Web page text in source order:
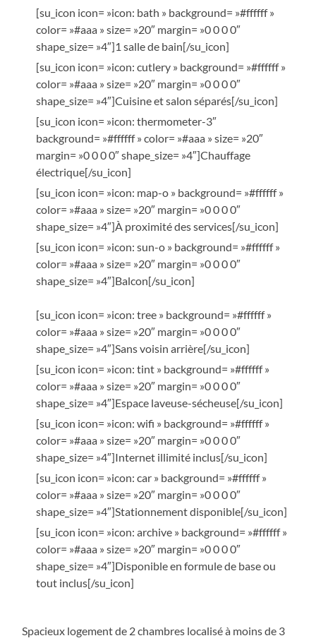
[su_icon icon= »icon: bath » background= »#ffffff »
color= »#aaa » size= »20″ margin= »0 0 0 0″
shape_size= »4″]1 salle de bain[/su_icon]
[su_icon icon= »icon: cutlery » background= »#ffffff »
color= »#aaa » size= »20″ margin= »0 0 0 0″
shape_size= »4″]Cuisine et salon séparés[/su_icon]
[su_icon icon= »icon: thermometer-3″
background= »#ffffff » color= »#aaa » size= »20″
margin= »0 0 0 0″ shape_size= »4″]Chauffage
électrique[/su_icon]
[su_icon icon= »icon: map-o » background= »#ffffff »
color= »#aaa » size= »20″ margin= »0 0 0 0″
shape_size= »4″]À proximité des services[/su_icon]
[su_icon icon= »icon: sun-o » background= »#ffffff »
color= »#aaa » size= »20″ margin= »0 0 0 0″
shape_size= »4″]Balcon[/su_icon]
[su_icon icon= »icon: tree » background= »#ffffff »
color= »#aaa » size= »20″ margin= »0 0 0 0″
shape_size= »4″]Sans voisin arrière[/su_icon]
[su_icon icon= »icon: tint » background= »#ffffff »
color= »#aaa » size= »20″ margin= »0 0 0 0″
shape_size= »4″]Espace laveuse-sécheuse[/su_icon]
[su_icon icon= »icon: wifi » background= »#ffffff »
color= »#aaa » size= »20″ margin= »0 0 0 0″
shape_size= »4″]Internet illimité inclus[/su_icon]
[su_icon icon= »icon: car » background= »#ffffff »
color= »#aaa » size= »20″ margin= »0 0 0 0″
shape_size= »4″]Stationnement disponible[/su_icon]
[su_icon icon= »icon: archive » background= »#ffffff »
color= »#aaa » size= »20″ margin= »0 0 0 0″
shape_size= »4″]Disponible en formule de base ou
tout inclus[/su_icon]
Spacieux logement de 2 chambres localisé à moins de 3